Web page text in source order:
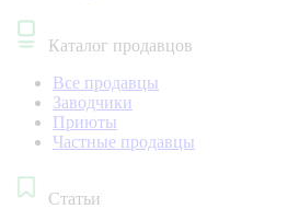
Каталог продавцов
Все продавцы
Заводчики
Приюты
Частные продавцы
Статьи